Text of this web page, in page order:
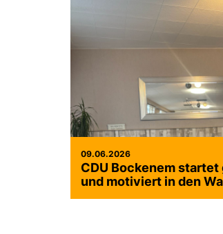
09.06.2026
CDU Bockenem
und motiviert in den